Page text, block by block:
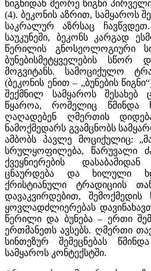
წიგნიდან მეორე წიგნი
(4). ბეკონის აზრით, სამყაროს
საკრალურ აზრსაც
საუკუნეში, ბეკონს კარგად
წერილის გნოსეოლოგიური
ბუნებისმეტყველების სწორ
მოგვიტანს. სამოციქულო
(ბეკონის ენით – „ბუნების
შექმნილ სამყაროს შესახებ
წყაროა, რომელიც წმინდა
ღაღადებენ ღმერთის
ნამოქმედარს გვამცნობს
ამბობს პავლე მოციქულიც:
სრულყოფილება, წარუვალი
ქვეყნიერების
ცნაურდება და ხილული
ქრისტიანული ტრადიციის
დავაკვირდებით, შემოქმედის
ყოვლადძლიერებას
წერილი და ბუნება – ერთი
ერთმანეთს ავსებს. ღმერთი
სინთეზურ შემეცნებას
სამყაროს კონტექსტში.